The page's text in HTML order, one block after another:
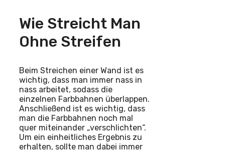
Wie Streicht Man
Ohne Streifen
Beim Streichen einer Wand ist es
wichtig, dass man immer nass in
nass arbeitet, sodass die
einzelnen Farbbahnen überlappen.
Anschließend ist es wichtig, dass
man die Farbbahnen noch mal
quer miteinander „verschlichten“.
Um ein einheitliches Ergebnis zu
erhalten, sollte man dabei immer